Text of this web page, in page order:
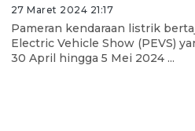
27 Maret 2024 21:17
Pameran kendaraan listrik
Electric Vehicle Show (PEVS)
30 April hingga 5 Mei 2024 ...
Kemen LH,
Bali tanam
mangrove